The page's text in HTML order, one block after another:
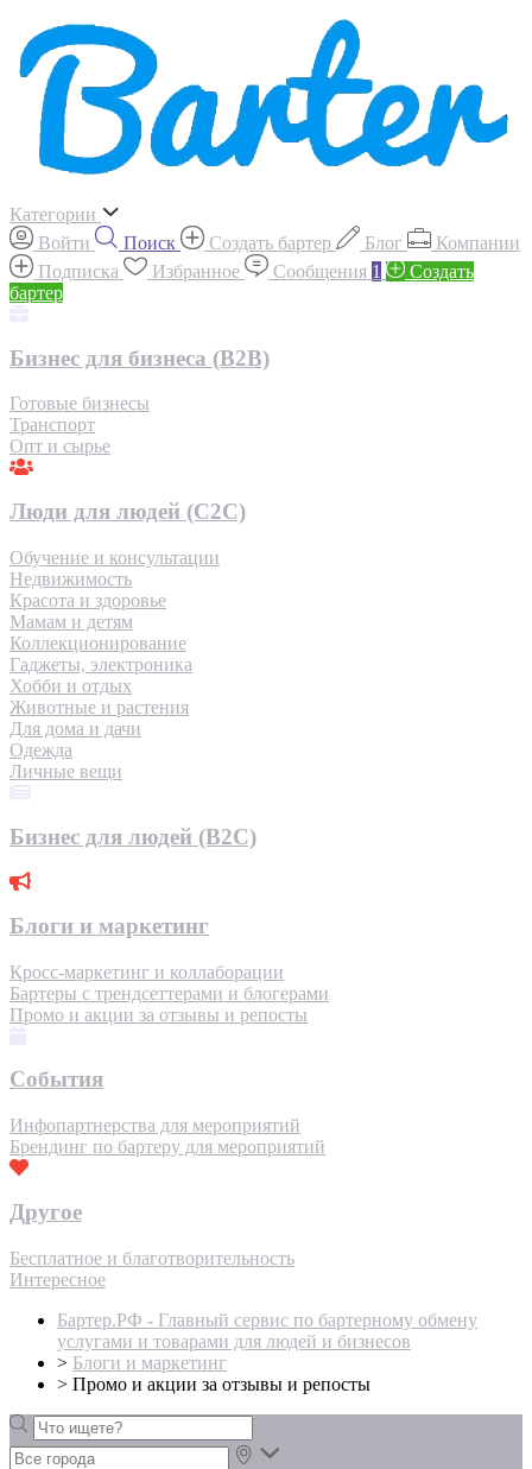
Категории
Войти
Поиск Создать бартер Блог
Компании
Подписка
Избранное Сообщения 1
Создать
бартер
Бизнес для бизнеса (B2B)
Готовые бизнесы
Транспорт
Опт и сырье
Люди для людей (С2С)
Обучение и консультации
Недвижимость
Красота и здоровье
Мамам и детям
Коллекционирование
Гаджеты, электроника
Хобби и отдых
Животные и растения
Для дома и дачи
Одежда
Личные вещи
Бизнес для людей (B2C)
Блоги и маркетинг
Кросс-маркетинг и коллаборации
Бартеры с трендсеттерами и блогерами
Промо и акции за отзывы и репосты
События
Инфопартнерства для мероприятий
Брендинг по бартеру для мероприятий
Другое
Бесплатное и благотворительность
Интересное
Бартер.РФ - Главный сервис по бартерному обмену
услугами и товарами для людей и бизнесов
> Блоги и маркетинг
> Промо и акции за отзывы и репосты